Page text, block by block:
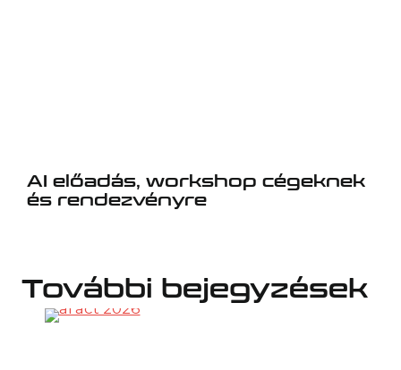
AI előadás, workshop cégeknek
és rendezvényre
További bejegyzések